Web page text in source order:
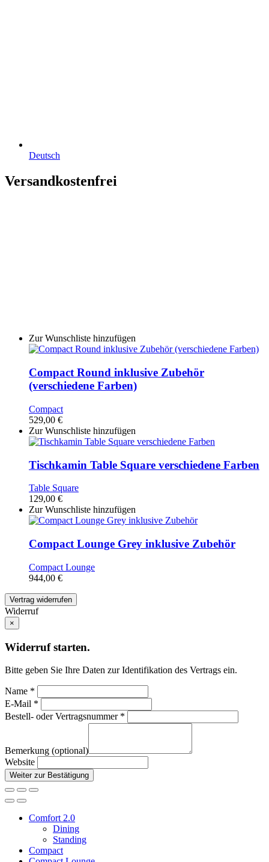
Deutsch
Versandkostenfrei
Zur Wunschliste hinzufügen
Compact Round inklusive Zubehör
(verschiedene Farben)
Compact
529,00 €
Zur Wunschliste hinzufügen
Tischkamin Table Square verschiedene Farben
Table Square
129,00 €
Zur Wunschliste hinzufügen
Compact Lounge Grey inklusive Zubehör
Compact Lounge
944,00 €
Vertrag widerrufen
Widerruf
×
Widerruf starten.
Bitte geben Sie Ihre Daten zur Identifikation des Vertrags ein.
Name *
E-Mail *
Bestell- oder Vertragsnummer *
Bemerkung (optional)
Website
Weiter zur Bestätigung
Comfort 2.0
Dining
Standing
Compact